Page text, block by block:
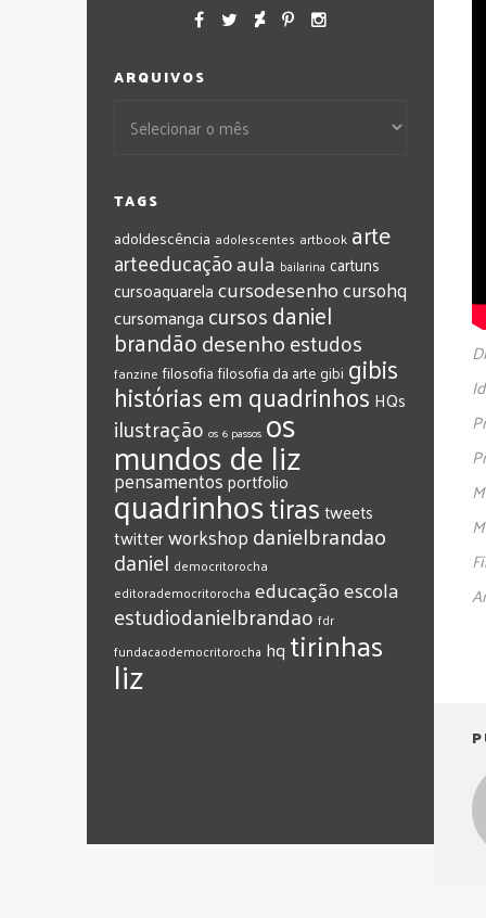
ARQUIVOS
TAGS
adoldescência adolescentes artbook arte
arteeducaçãoaula bailarina cartuns
cursoaquarelacursodesenhocursohq
cursomanga cursosdaniel
brandãodesenhoestudos
fanzine filosofia filosofia da arte gibi gibis
histórias em quadrinhos HQs
ilustração os 6 passos os
mundos de liz
pensamentosportfolio
quadrinhostirastweets
twitterworkshop‎danielbrandao‬
‎daniel‬ ‎democritorocha
‎editorademocritorocha ‎educação‎escola
‎estudiodanielbrandao ‎fdr
‎fundacaodemocritorocha ‎hq ‎tirinhas
‪‎liz